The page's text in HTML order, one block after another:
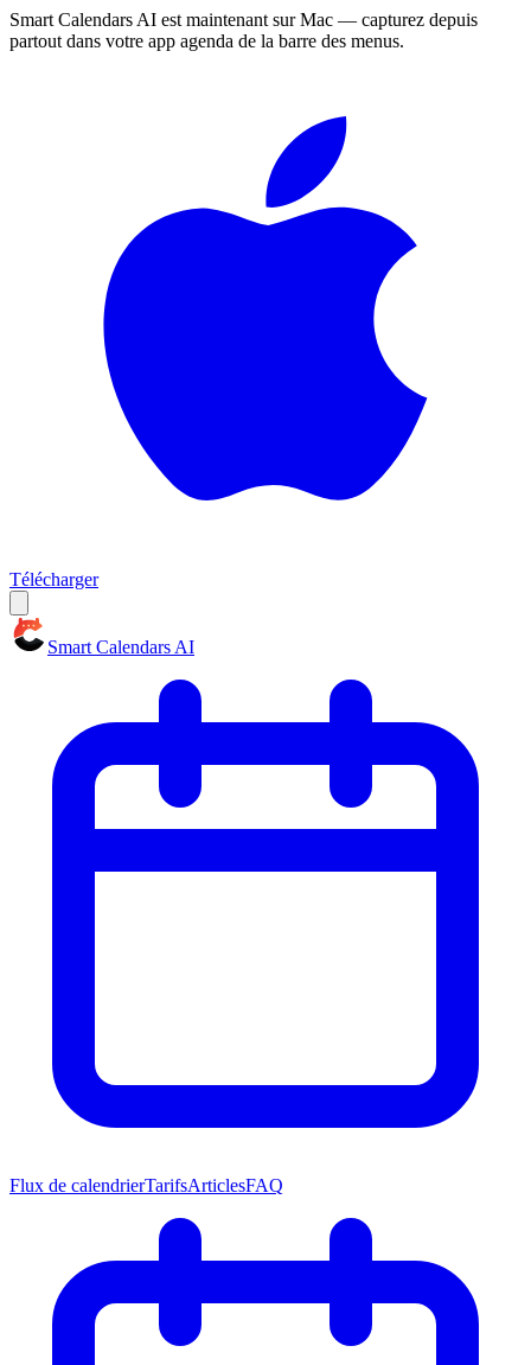
Smart Calendars AI est maintenant sur Mac — capturez depuis
partout dans votre app agenda de la barre des menus.
Télécharger
Smart Calendars AI
Flux de calendrierTarifsArticlesFAQ